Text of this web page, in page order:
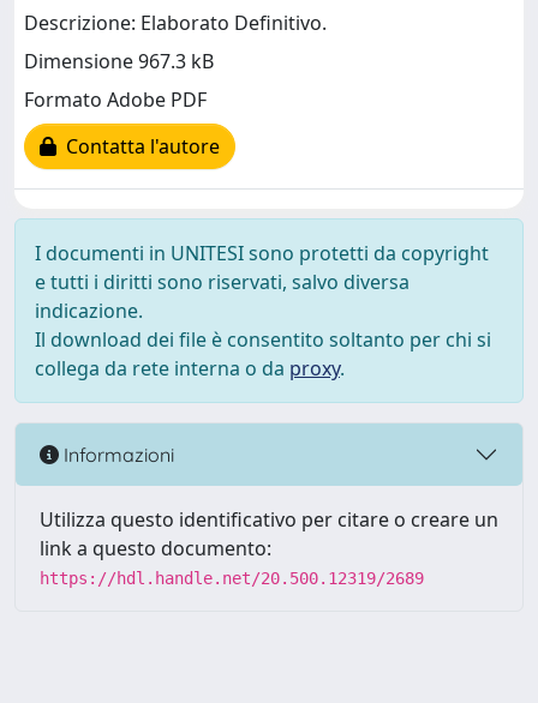
Descrizione: Elaborato Definitivo.
Dimensione 967.3 kB
Formato Adobe PDF
Contatta l'autore
I documenti in UNITESI sono protetti da copyright
e tutti i diritti sono riservati, salvo diversa
indicazione.
Il download dei file è consentito soltanto per chi si
collega da rete interna o da proxy.
Informazioni
Utilizza questo identificativo per citare o creare un
link a questo documento:
https://hdl.handle.net/20.500.12319/2689